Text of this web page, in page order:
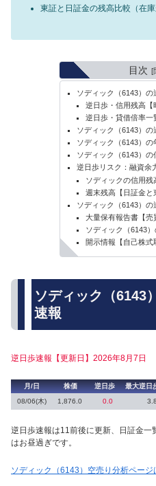
東証と日証金の残高比較（在庫
目次
ソディック（6143）
逆日歩・信用残高【
逆日歩・貸借倍率一
ソディック（6143）
ソディック（6143）
ソディック（6143）の
逆日歩リスク：融資余
ソディックの信用残
週末残高【日証金と
ソディック（6143）の
大量保有報告書【売
ソディック（6143
開示情報【自己株式
ソディック（6143
速報
逆日歩速報【更新日】2026年8月7日
月/日 株価 逆日歩 最大逆日
08/06(木)
1,876.0 0.0 3.8
逆日歩速報は11前後に更新、日証金一
はお昼過ぎです。
ソディック（6143）空売り分析ページ